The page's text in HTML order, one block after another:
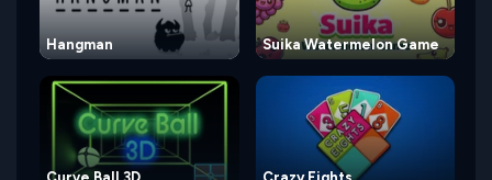
Hangman Suika Watermelon Game